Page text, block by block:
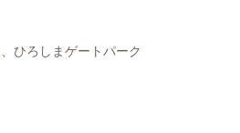
ひろしまゲートパーク